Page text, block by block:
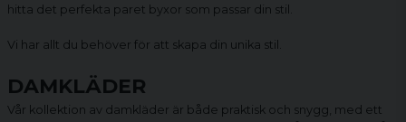
hitta det perfekta paret byxor som passar din stil.
Vi har allt du behöver för att skapa din unika stil.
DAMKLÄDER
Vår kollektion av damkläder är både praktisk och snygg, med ett